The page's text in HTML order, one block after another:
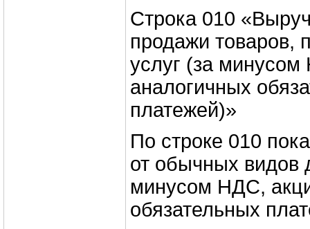
Строка 010
продажи товаров,
услуг (за
аналогичных
платежей)»
По строке 010
от обычных видов
минусом НДС,
обязательных